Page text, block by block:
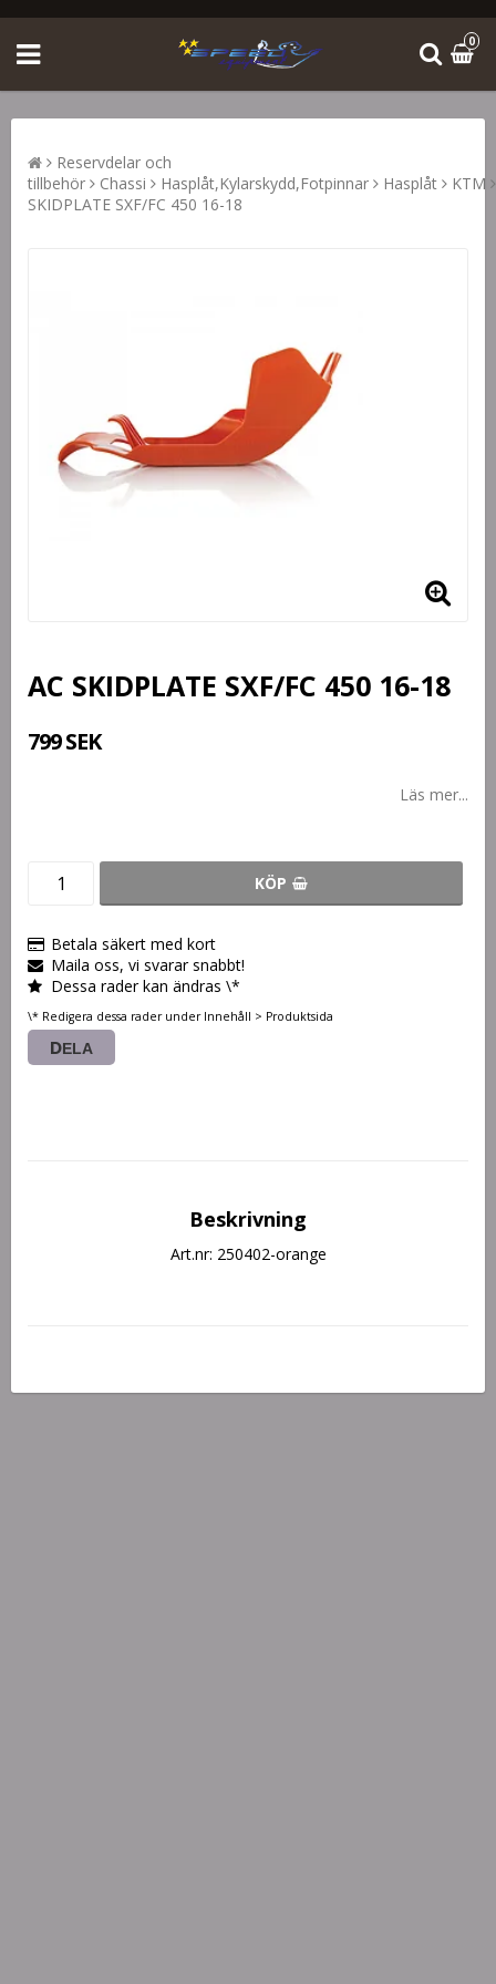
0
Reservdelar och
tillbehör
Chassi Hasplåt,Kylarskydd,Fotpinnar Hasplåt
KTM
SKIDPLATE SXF/FC 450 16-18
AC SKIDPLATE SXF/FC 450 16-18
799 SEK
Läs mer...
KÖP
Betala säkert med kort
Maila oss, vi svarar snabbt!
Dessa rader kan ändras \*
\* Redigera dessa rader under Innehåll > Produktsida
DELA
Beskrivning
Art.nr: 250402-orange